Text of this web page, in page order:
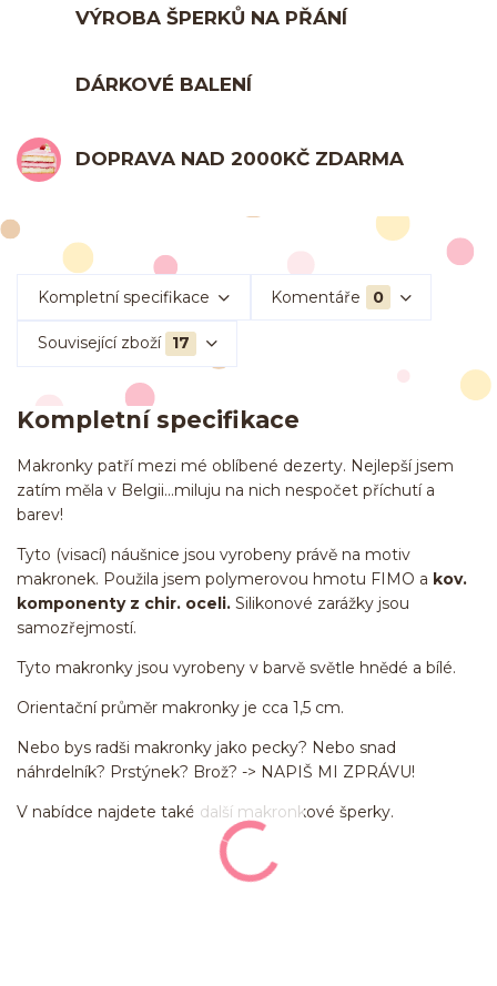
VÝROBA ŠPERKŮ NA PŘÁNÍ
DÁRKOVÉ BALENÍ
DOPRAVA NAD 2000KČ ZDARMA
Kompletní specifikace Komentáře 0
Související zboží 17
Kompletní specifikace
Makronky patří mezi mé oblíbené dezerty. Nejlepší jsem
zatím měla v Belgii...miluju na nich nespočet příchutí a
barev!
Tyto (visací) náušnice jsou vyrobeny právě na motiv
makronek. Použila jsem polymerovou hmotu FIMO a kov.
komponenty z chir. oceli. Silikonové zarážky jsou
samozřejmostí.
Tyto makronky jsou vyrobeny v barvě světle hnědé a bílé.
Orientační průměr makronky je cca 1,5 cm.
Nebo bys radši makronky jako pecky? Nebo snad
náhrdelník? Prstýnek? Brož? -> NAPIŠ MI ZPRÁVU!
V nabídce najdete také další makronkové šperky.